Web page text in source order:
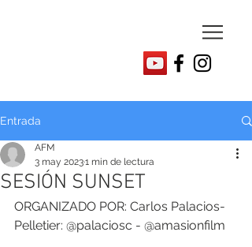
Entrada
SESIÓN SUNSET
AFM
3 may 20231 min de lectura
ORGANIZADO POR: Carlos Palacios-
Pelletier: @palaciosc - @amasionfilm